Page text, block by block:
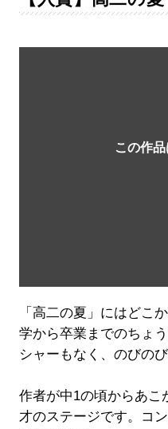
「高二の夏」にはどこ
学から卒業までのちょ
シャーもなく、のびの
作者が中1の頃からあこ
才のステージです。コ